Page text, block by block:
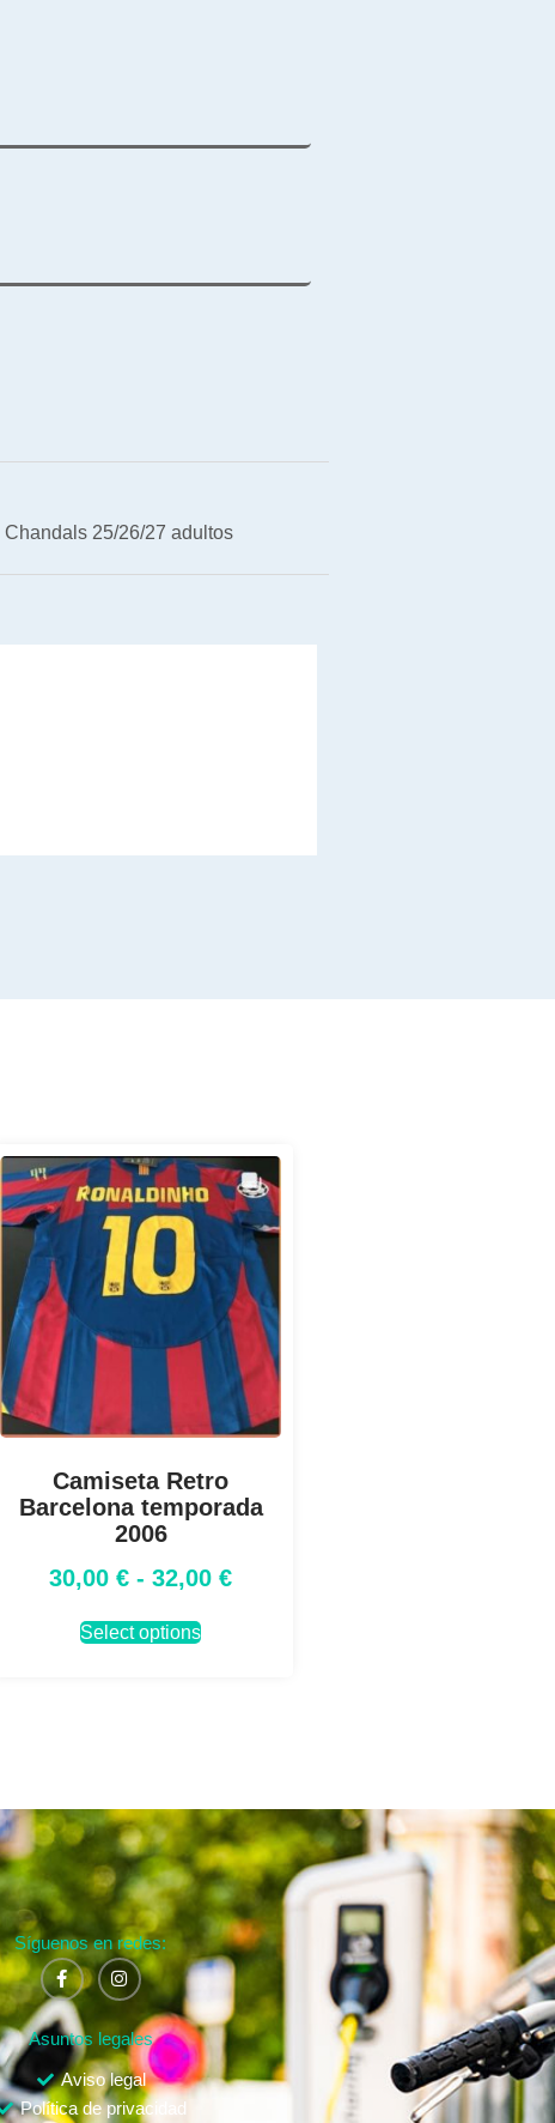
Chandals 25/26/27 adultos
Camiseta Retro
Barcelona temporada
2006
30,00 € - 32,00 €
Select options
Síguenos en redes:
Asuntos legales
Aviso legal
Política de privacidad